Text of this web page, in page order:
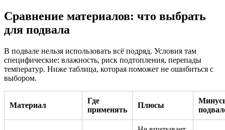
Сравнение материалов: что выбрать
для подвала
В подвале нельзя использовать всё подряд. Условия там
специфические: влажность, риск подтопления, перепады
температур. Ниже таблица, которая поможет не ошибиться с
выбором.
Материал
Где
применять
Плюсы